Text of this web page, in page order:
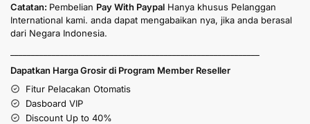
Catatan: Pembelian Pay With Paypal Hanya khusus Pelanggan
International kami. anda dapat mengabaikan nya, jika anda berasal
dari Negara Indonesia.
Dapatkan Harga Grosir di Program Member Reseller
Fitur Pelacakan Otomatis
Dasboard VIP
Discount Up to 40%